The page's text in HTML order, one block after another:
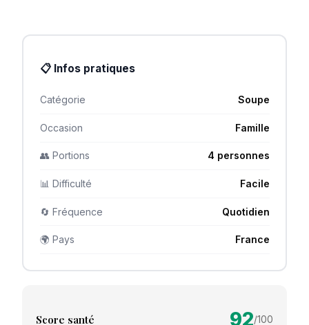
📋 Infos pratiques
Catégorie Soupe
Occasion Famille
👥 Portions 4 personnes
📊 Difficulté Facile
🔄 Fréquence Quotidien
🌍 Pays France
Score santé 92/100